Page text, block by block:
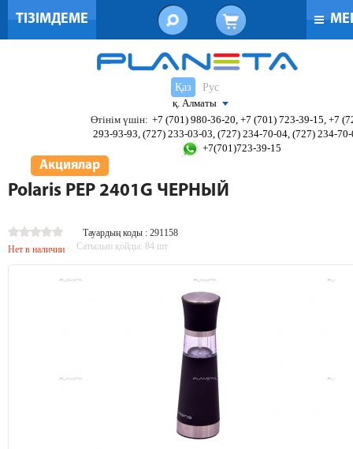
ТІЗІМДЕМЕ
Қаз
Рус
қ. Алматы
Өтінім үшін: +7 (701) 980-36-20, +7 (701) 723-39-15, +7
293-93-93, (727) 233-03-03, (727) 234-70-04, (727) 234-
+7(701)723-39-15
Акциялар
Polaris PEP 2401G ЧЕРНЫЙ
Тауардың коды : 291158
Нет в наличии
Сатылып қойды: 84 шт